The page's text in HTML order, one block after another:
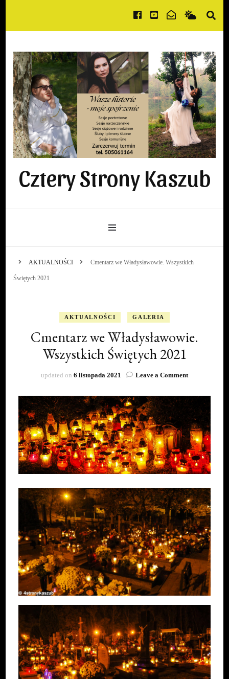
Cztery Strony Kaszub
AKTUALNOŚCI Cmentarz we Władysławowie. Wszystkich
Świętych 2021
AKTUALNOŚCI GALERIA
Cmentarz we Władysławowie.
Wszystkich Świętych 2021
updated on 6 listopada 2021 Leave a Commenton
we
Wszystkich
Świętych
2021